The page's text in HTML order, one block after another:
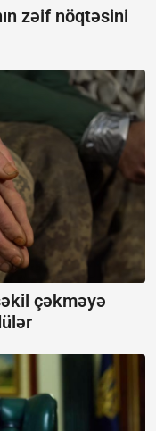
zəif nöqtəsini
çəkməyə